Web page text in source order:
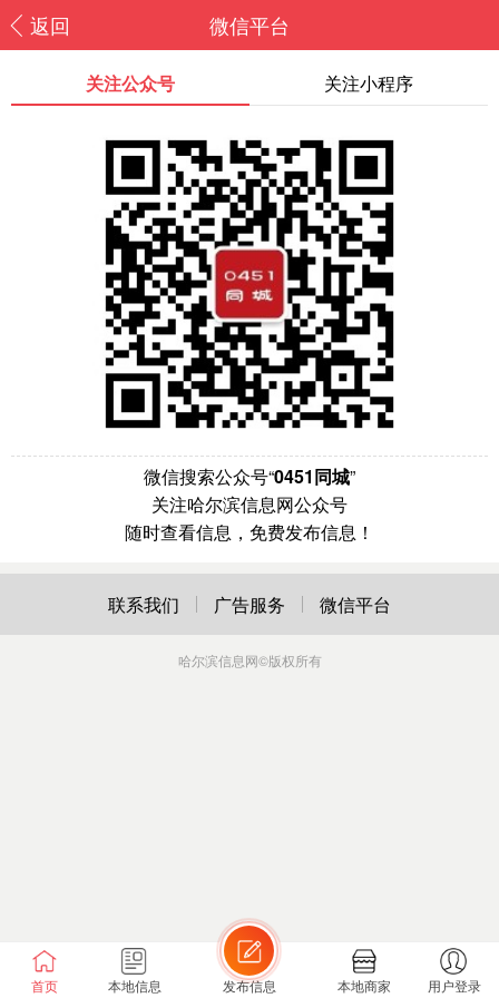
返回 微信平台
关注公众号 关注小程序
微信搜索公众号“0451同城”
关注哈尔滨信息网公众号
随时查看信息，免费发布信息！
首页 本地信息 发布信息 本地商家 用户登录
联系我们 广告服务 微信平台
哈尔滨信息网©版权所有